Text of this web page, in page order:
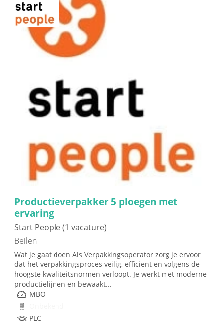
Productieverpakker 5 ploegen met
ervaring
Start People(1 vacature)
Beilen
Wat je gaat doen Als Verpakkingsoperator zorg je ervoor
dat het verpakkingsproces veilig, efficiënt en volgens de
hoogste kwaliteitsnormen verloopt. Je werkt met moderne
productielijnen en bewaakt...
MBO
PLC